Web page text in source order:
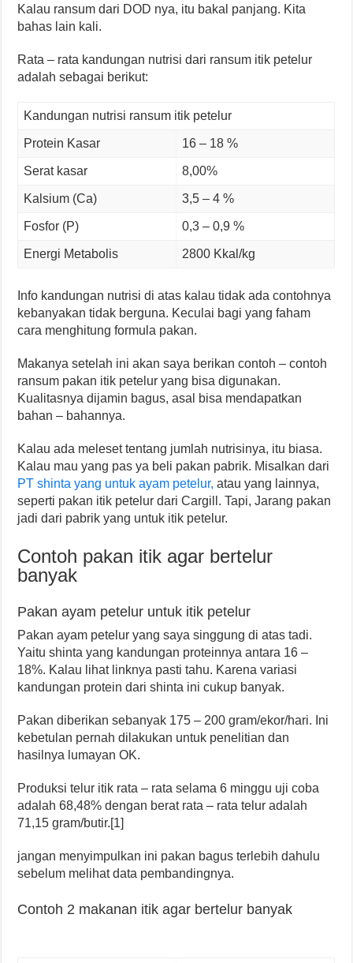
Kalau ransum dari DOD nya, itu bakal panjang. Kita
bahas lain kali.
Rata – rata kandungan nutrisi dari ransum itik petelur
adalah sebagai berikut:
Kandungan nutrisi ransum itik petelur
Protein Kasar 16 – 18 %
Serat kasar 8,00%
Kalsium (Ca) 3,5 – 4 %
Fosfor (P) 0,3 – 0,9 %
Energi Metabolis 2800 Kkal/kg
Info kandungan nutrisi di atas kalau tidak ada contohnya
kebanyakan tidak berguna. Keculai bagi yang faham
cara menghitung formula pakan.
Makanya setelah ini akan saya berikan contoh – contoh
ransum pakan itik petelur yang bisa digunakan.
Kualitasnya dijamin bagus, asal bisa mendapatkan
bahan – bahannya.
Kalau ada meleset tentang jumlah nutrisinya, itu biasa.
Kalau mau yang pas ya beli pakan pabrik. Misalkan dari
PT shinta yang untuk ayam petelur, atau yang lainnya,
seperti pakan itik petelur dari Cargill. Tapi, Jarang pakan
jadi dari pabrik yang untuk itik petelur.
Contoh pakan itik agar bertelur
banyak
Pakan ayam petelur untuk itik petelur
Pakan ayam petelur yang saya singgung di atas tadi.
Yaitu shinta yang kandungan proteinnya antara 16 –
18%. Kalau lihat linknya pasti tahu. Karena variasi
kandungan protein dari shinta ini cukup banyak.
Pakan diberikan sebanyak 175 – 200 gram/ekor/hari. Ini
kebetulan pernah dilakukan untuk penelitian dan
hasilnya lumayan OK.
Produksi telur itik rata – rata selama 6 minggu uji coba
adalah 68,48% dengan berat rata – rata telur adalah
71,15 gram/butir.[1]
jangan menyimpulkan ini pakan bagus terlebih dahulu
sebelum melihat data pembandingnya.
Contoh 2 makanan itik agar bertelur banyak